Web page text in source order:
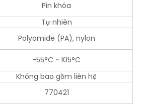
Pin khóa
Tự nhiên
Polyamide (PA), nylon
-55°C ~ 105°C
Không bao gồm liên hệ
770421